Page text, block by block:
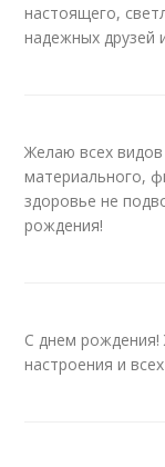
настоящего,
надежных друзей
Желаю всех
материального,
здоровье не
рождения!
С днем рождения!
настроения и